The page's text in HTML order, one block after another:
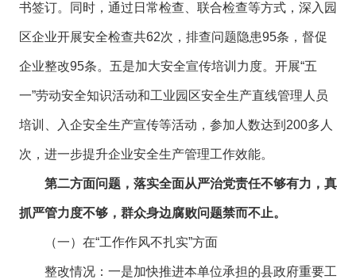
书签订。同时，通过日常检查、联合检查等方式，深入园
区企业开展安全检查共62次，排查问题隐患95条，督促
企业整改95条。五是加大安全宣传培训力度。开展“五
一”劳动安全知识活动和工业园区安全生产直线管理人员
培训、入企安全生产宣传等活动，参加人数达到200多人
次，进一步提升企业安全生产管理工作效能。
第二方面问题，落实全面从严治党责任不够有力，真
抓严管力度不够，群众身边腐败问题禁而不止。
（一）在“工作作风不扎实”方面
整改情况：一是加快推进本单位承担的县政府重要工